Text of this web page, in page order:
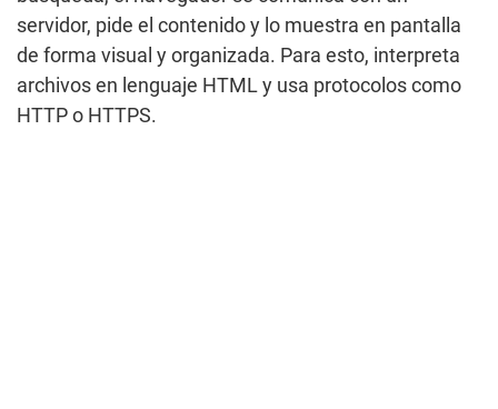
servidor, pide el contenido y lo muestra en pantalla
de forma visual y organizada. Para esto, interpreta
archivos en lenguaje HTML y usa protocolos como
HTTP o HTTPS.